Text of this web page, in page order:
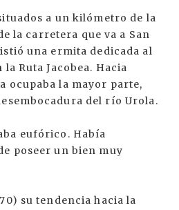
a un kilómetro de la
la carretera que va a San
una ermita dedicada al
Ruta Jacobea. Hacia
ocupaba la mayor parte,
del río Urola.
eufórico. Había
poseer un bien muy
su tendencia hacia la